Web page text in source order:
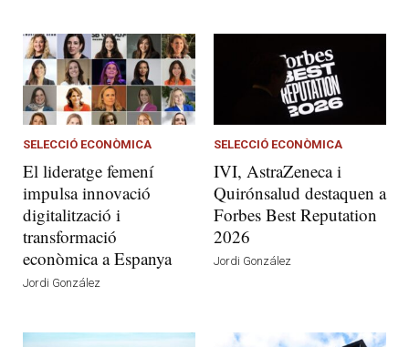
SELECCIÓ ECONÒMICA
El lideratge femení
impulsa innovació
digitalització i
transformació
econòmica a Espanya
Jordi González
SELECCIÓ ECONÒMICA
IVI, AstraZeneca i
Quirónsalud destaquen a
Forbes Best Reputation
2026
Jordi González